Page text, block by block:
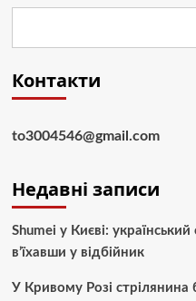
Контакти
to3004546@gmail.com
Недавні записи
Shumei у Києві:
в’їхавши у відбійник
У Кривому Розі стрілянина